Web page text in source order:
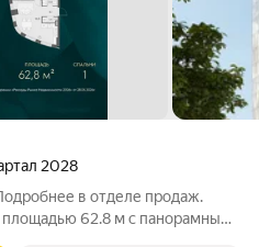
2028
продаж.
площадью 62.8 м с панорамными